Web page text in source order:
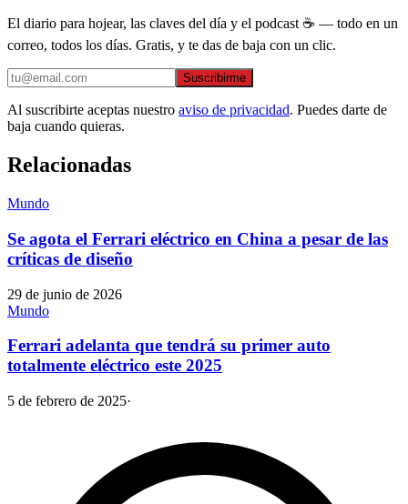
El diario para hojear, las claves del día y el podcast ☕ — todo en un
correo, todos los días. Gratis, y te das de baja con un clic.
Suscribirme
Al suscribirte aceptas nuestro aviso de privacidad. Puedes darte de
baja cuando quieras.
Relacionadas
Mundo
Se agota el Ferrari eléctrico en China a pesar de las
críticas de diseño
29 de junio de 2026
Mundo
Ferrari adelanta que tendrá su primer auto
totalmente eléctrico este 2025
5 de febrero de 2025·